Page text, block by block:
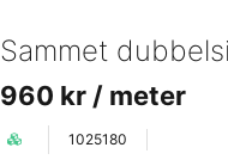
Sammet
960 kr / meter
1025180